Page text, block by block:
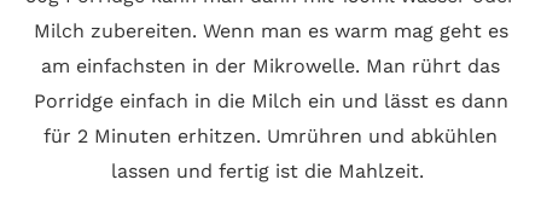
Milch zubereiten. Wenn man es warm mag geht es
am einfachsten in der Mikrowelle. Man rührt das
Porridge einfach in die Milch ein und lässt es dann
für 2 Minuten erhitzen. Umrühren und abkühlen
lassen und fertig ist die Mahlzeit.